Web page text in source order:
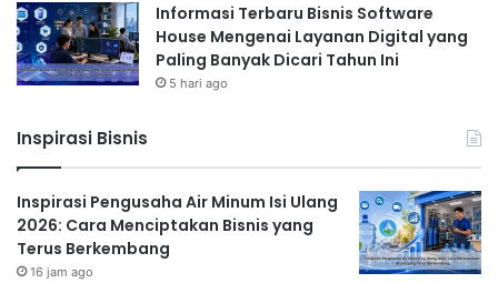
Informasi Terbaru Bisnis Software
House Mengenai Layanan Digital yang
Paling Banyak Dicari Tahun Ini
5 hari ago
Inspirasi Bisnis
Inspirasi Pengusaha Air Minum Isi Ulang
2026: Cara Menciptakan Bisnis yang
Terus Berkembang
16 jam ago